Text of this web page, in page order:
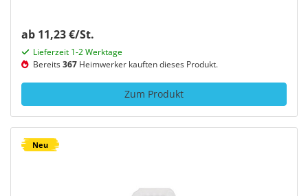
ab 11,23 €/St.
Lieferzeit 1-2 Werktage
Bereits367 Heimwerker kauften dieses Produkt.
Zum Produkt
Neu